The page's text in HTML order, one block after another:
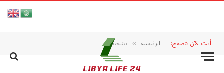
أنت الآن تتصفح: الرئيسية » تشخيص